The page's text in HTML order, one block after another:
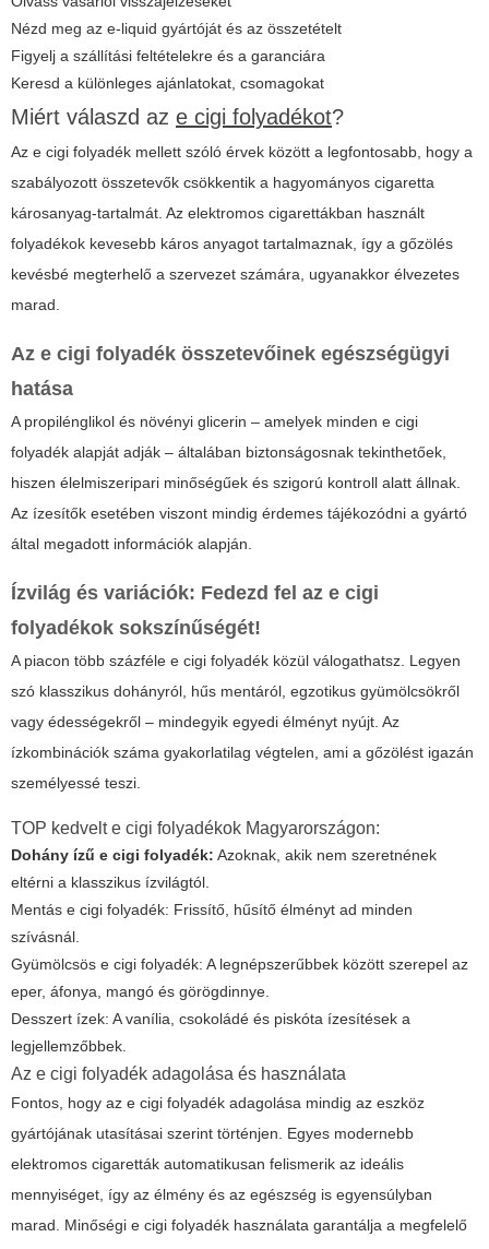
Nézd meg az e-liquid gyártóját és az összetételt
Figyelj a szállítási feltételekre és a garanciára
Keresd a különleges ajánlatokat, csomagokat
Miért válaszd az e cigi folyadékot?
Az e cigi folyadék mellett szóló érvek között a legfontosabb, hogy a
szabályozott összetevők csökkentik a hagyományos cigaretta
károsanyag-tartalmát. Az elektromos cigarettákban használt
folyadékok kevesebb káros anyagot tartalmaznak, így a gőzölés
kevésbé megterhelő a szervezet számára, ugyanakkor élvezetes
marad.
Az e cigi folyadék összetevőinek egészségügyi
hatása
A propilénglikol és növényi glicerin – amelyek minden e cigi
folyadék alapját adják – általában biztonságosnak tekinthetőek,
hiszen élelmiszeripari minőségűek és szigorú kontroll alatt állnak.
Az ízesítők esetében viszont mindig érdemes tájékozódni a gyártó
által megadott információk alapján.
Ízvilág és variációk: Fedezd fel az e cigi
folyadékok sokszínűségét!
A piacon több százféle e cigi folyadék közül válogathatsz. Legyen
szó klasszikus dohányról, hűs mentáról, egzotikus gyümölcsökről
vagy édességekről – mindegyik egyedi élményt nyújt. Az
ízkombinációk száma gyakorlatilag végtelen, ami a gőzölést igazán
személyessé teszi.
TOP kedvelt e cigi folyadékok Magyarországon:
Dohány ízű e cigi folyadék: Azoknak, akik nem szeretnének
eltérni a klasszikus ízvilágtól.
Mentás e cigi folyadék: Frissítő, hűsítő élményt ad minden
szívásnál.
Gyümölcsös e cigi folyadék: A legnépszerűbbek között szerepel az
eper, áfonya, mangó és görögdinnye.
Desszert ízek: A vanília, csokoládé és piskóta ízesítések a
legjellemzőbbek.
Az e cigi folyadék adagolása és használata
Fontos, hogy az e cigi folyadék adagolása mindig az eszköz
gyártójának utasításai szerint történjen. Egyes modernebb
elektromos cigaretták automatikusan felismerik az ideális
mennyiséget, így az élmény és az egészség is egyensúlyban
marad. Minőségi e cigi folyadék használata garantálja a megfelelő